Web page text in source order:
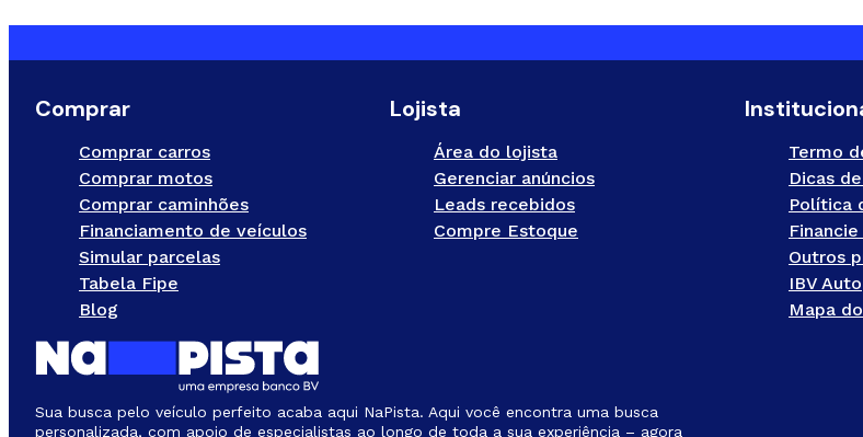
Comprar
Comprar carros
Comprar motos
Comprar caminhões
Financiamento de veículos
Simular parcelas
Tabela Fipe
Blog
Lojista
Área do lojista
Gerenciar anúncios
Leads recebidos
Compre Estoque
Termo
Dicas
Política
Outros
IBV Auto
Mapa
Sua busca pelo veículo perfeito acaba aqui NaPista. Aqui você encontra uma busca
personalizada, com apoio de especialistas ao longo de toda a sua experiência – agora